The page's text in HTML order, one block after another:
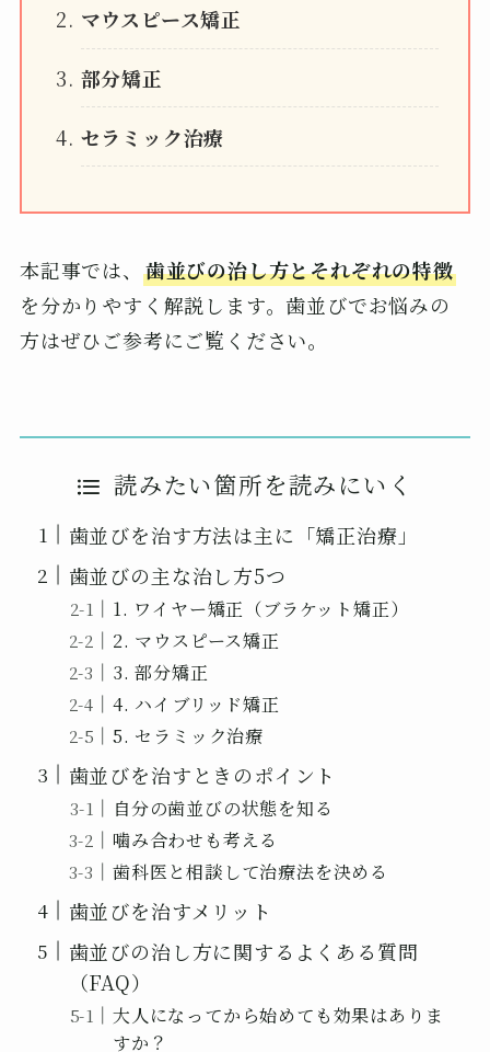
マウスピース矯正
部分矯正
セラミック治療
本記事では、 歯並びの治し方とそれぞれの特徴
を分かりやすく解説します。歯並びでお悩みの
方はぜひご参考にご覧ください。
読みたい箇所を読みにいく
歯並びを治す方法は主に「矯正治療」
歯並びの主な治し方5つ
1. ワイヤー矯正（ブラケット矯正）
2. マウスピース矯正
3. 部分矯正
4. ハイブリッド矯正
5. セラミック治療
歯並びを治すときのポイント
自分の歯並びの状態を知る
噛み合わせも考える
歯科医と相談して治療法を決める
歯並びを治すメリット
歯並びの治し方に関するよくある質問
（FAQ）
大人になってから始めても効果はありま
すか？